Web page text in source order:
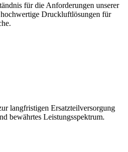
für die Anforderungen unserer
Druckluftlösungen für
langfristigen Ersatzteilversorgung
bewährtes Leistungsspektrum.